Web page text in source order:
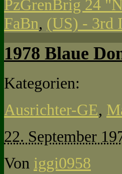
PzGrenBrig 24
FaBn, (US) - 3rd
1978 Blaue
Kategorien:
Ausrichter-GE,
22. September
Von iggi0958